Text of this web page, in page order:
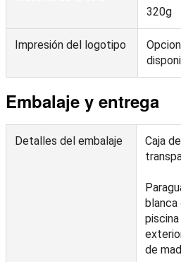
320g
Impresión del logotipo
Embalaje y entrega
Detalles del embalaje
Caja
blanca
de